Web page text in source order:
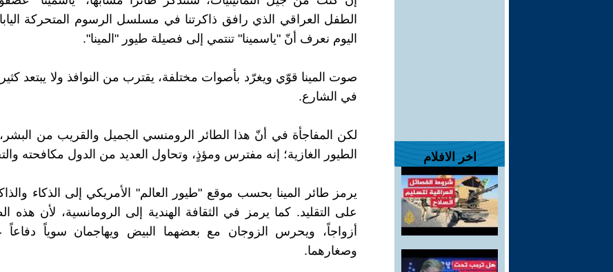
اخر الافلام
الطفل العراقي الذي رافق ذاكرتنا في مسلسل الرسوم المتحركة
اليوم نعرف أنّ "ياسمينا" تنتمي إلى فصيلة طيور "المينا".
صوت المينا قوّي ويغرّد بأصوات مختلفة، يقترب من النوافذ ولا يبتعد
في الشارع.
لكن المفاجأة في أنّ هذا الطائر الرومنسي الجميل والقريب من
الطيور الغازية؛ إنه مفترس ومؤذٍ، وتحاول العديد من الدول مكافحته
يرمز طائر المينا بحسب موقع "طيور العالم" الأمريكي إلى الذكاء
على التقليد. كما يرمز في الثقافة الهندية إلى الرومانسية، لأن هذه
أزواجاً، ويحرس الزوجان مع بعضهما البيض ويهاجمان سوياً
وصغارهما.